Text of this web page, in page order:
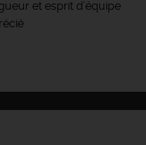
et esprit d’équipe